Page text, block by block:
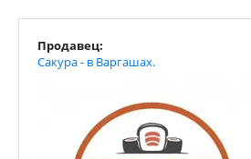
Продавец:
Сакура - в Варгашах.